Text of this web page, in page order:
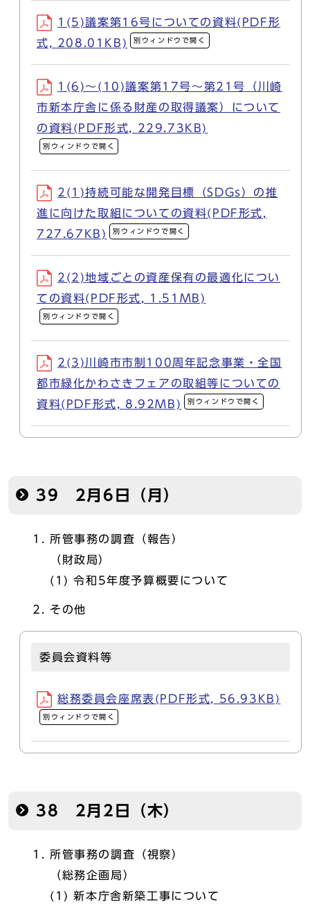
1(5)議案第16号についての資料(PDF形
式, 208.01KB)
別ウィンドウで開く
1(6)～(10)議案第17号～第21号（川崎
市新本庁舎に係る財産の取得議案）について
の資料(PDF形式, 229.73KB)
別ウィンドウで開く
2(1)持続可能な開発目標（SDGs）の推
進に向けた取組についての資料(PDF形式,
727.67KB)
別ウィンドウで開く
2(2)地域ごとの資産保有の最適化につい
ての資料(PDF形式, 1.51MB)
別ウィンドウで開く
2(3)川崎市市制100周年記念事業・全国
都市緑化かわさきフェアの取組等についての
資料(PDF形式, 8.92MB)
別ウィンドウで開く
39 2月6日（月）
所管事務の調査（報告）
（財政局）
(1) 令和5年度予算概要について
その他
委員会資料等
総務委員会座席表(PDF形式, 56.93KB)
別ウィンドウで開く
38 2月2日（木）
所管事務の調査（視察）
（総務企画局）
(1) 新本庁舎新築工事について